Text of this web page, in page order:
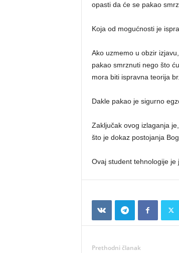
opasti da će se pakao
Koja od mogućnosti je
Ako uzmemo u obzir
pakao smrznuti nego što
mora biti ispravna teorija
Dakle pakao je sigurno
Zaključak ovog izlaganja
što je dokaz postojanja
Ovaj student tehnologije je
Prethodni članak